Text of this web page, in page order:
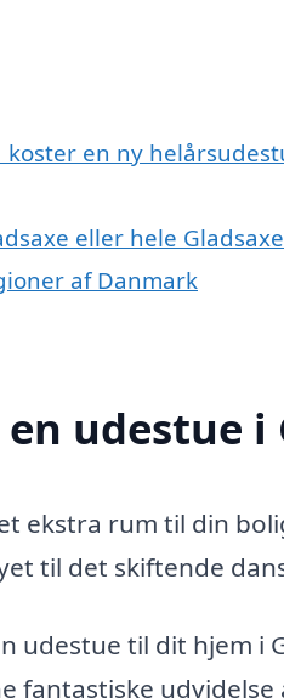
en ny
eller hele
af Danmark
udestue i
ekstra rum til din
til det skiftende
udestue til dit hjem i
fantastiske